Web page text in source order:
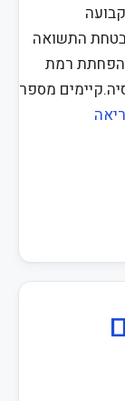
התשואה
רמת
מספר